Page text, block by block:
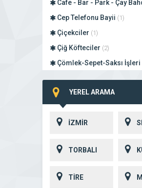
Cafe - Bar - Park - Çay
Cep Telefonu Bayii (1)
Çiçekciler (1)
Çiğ Köfteciler (2)
Çömlek-Sepet-Saksı İşleri
(1)
Dayanıklı Tüketim Malları
Demir Çelik Doğrama
Deri Firmaları ve Deri
Dönerciler(4)
YEREL ARAMA
İZMİR
TORBALI
TİRE